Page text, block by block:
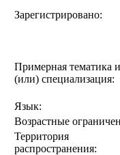
Зарегистрировано:
Примерная тематика и
(или) специализация:
Язык:
Возрастные
Территория
распространения: